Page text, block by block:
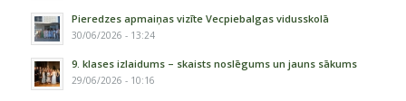
Pieredzes apmaiņas vizīte Vecpiebalgas vidusskolā
30/06/2026 - 13:24
9. klases izlaidums – skaists noslēgums un jauns sākums
29/06/2026 - 10:16